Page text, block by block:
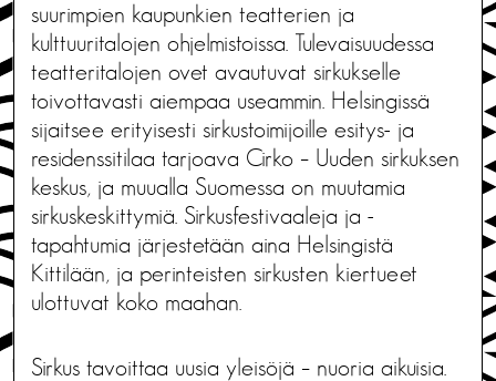
suurimpien kaupunkien teatterien ja
kulttuuritalojen ohjelmistoissa. Tulevaisuudessa
teatteritalojen ovet avautuvat sirkukselle
toivottavasti aiempaa useammin. Helsingissä
sijaitsee erityisesti sirkustoimijoille esitys- ja
residenssitilaa tarjoava Cirko – Uuden sirkuksen
keskus, ja muualla Suomessa on muutamia
sirkuskeskittymiä. Sirkusfestivaaleja ja -
tapahtumia järjestetään aina Helsingistä
Kittilään, ja perinteisten sirkusten kiertueet
ulottuvat koko maahan.
Sirkus tavoittaa uusia yleisöjä – nuoria aikuisia.